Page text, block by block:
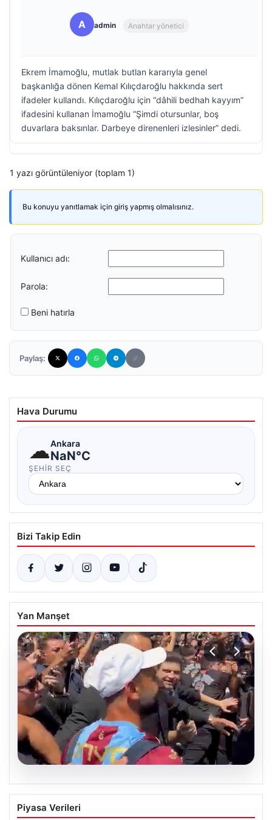
A admin Anahtar yönetici
Ekrem İmamoğlu, mutlak butlan kararıyla genel
başkanlığa dönen Kemal Kılıçdaroğlu hakkında sert
ifadeler kullandı. Kılıçdaroğlu için “dâhili bedhah kayyım”
ifadesini kullanan İmamoğlu “Şimdi otursunlar, boş
duvarlara baksınlar. Darbeye direnenleri izlesinler” dedi.
1 yazı görüntüleniyor (toplam 1)
Bu konuyu yanıtlamak için giriş yapmış olmalısınız.
Kullanıcı adı:
Parola:
Beni hatırla
Paylaş:
Hava Durumu
☁Ankara
NaN°C
ŞEHIR SEÇ
Bizi Takip Edin
Yan Manşet
05.08.2026
Mohamed Salah’tan Tarihi İlk Üçlü
Başarı
Piyasa Verileri